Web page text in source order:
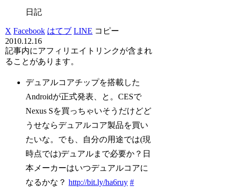
日記
X Facebook はてブ LINE コピー
2010.12.16
記事内にアフィリエイトリンクが含まれ
ることがあります。
デュアルコアチップを搭載した
Androidが正式発表、と。CESで
Nexus Sを買っちゃいそうだけどど
うせならデュアルコア製品を買い
たいな。でも、自分の用途では(現
時点では)デュアルまで必要か？日
本メーカーはいつデュアルコアに
なるかな？http://bit.ly/ha6ruy #